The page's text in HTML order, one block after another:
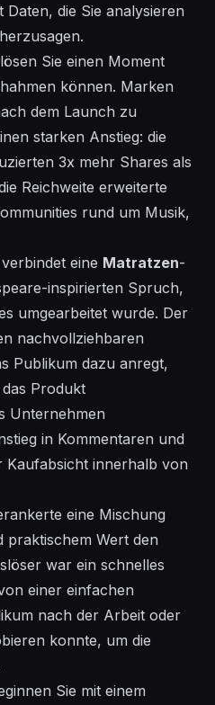
die Sie analysieren
lösen Sie einen Moment
können. Marken
dem Launch zu
starken Anstieg: die
3x mehr Shares als
Reichweite erweiterte
rund um Musik,
eine Matratzen-
-inspirierten Spruch,
umgearbeitet wurde. Der
nachvollziehbaren
Publikum dazu anregt,
Produkt
Unternehmen
in Kommentaren und
Kaufabsicht innerhalb von
eine Mischung
Wert den
war ein schnelles
einer einfachen
nach der Arbeit oder
konnte, um die
Sie mit einem